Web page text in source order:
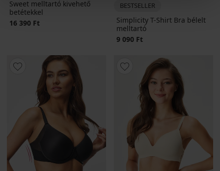
Sweet melltartó kivehető
betétekkel
16 390 Ft
BESTSELLER
Simplicity T-Shirt Bra bélelt
melltartó
9 090 Ft